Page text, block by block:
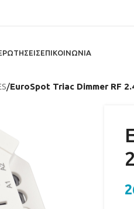
ΕΠΙΚΟΙΝΩΝΙΑ
/EuroSpot Triac Dimmer RF